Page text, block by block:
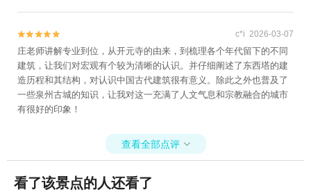

 c*i 2026-03-07
庄老师讲解专业到位，从开元寺的由来，到梳理各个年代留下的不同
建筑，让我们对宏观有个较为清晰的认识。并仔细阐述了东西塔的建
造历程和其结构，对认识中国古代建筑很有意义。除此之外也普及了
一些泉州古城的知识，让我对这一充满了人文气息和宗教融合的城市
有很好的印象！
查看全部点评 
看了该景点的人还看了